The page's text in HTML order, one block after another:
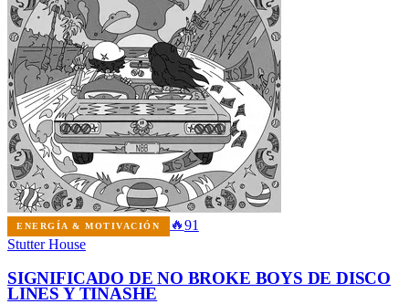
ENERGÍA & MOTIVACIÓN 🔥91
Stutter House
SIGNIFICADO DE NO BROKE BOYS DE DISCO
LINES Y TINASHE